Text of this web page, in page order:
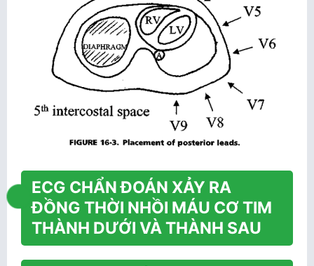
ECG CHẨN ĐOÁN XẢY RA
ĐỒNG THỜI NHỒI MÁU CƠ TIM
THÀNH DƯỚI VÀ THÀNH SAU